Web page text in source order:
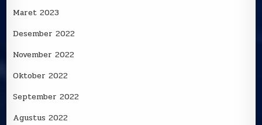
Maret 2023
Desember 2022
November 2022
Oktober 2022
September 2022
Agustus 2022